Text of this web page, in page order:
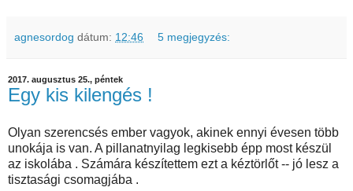
agnesordog dátum: 12:46 5 megjegyzés:
2017. augusztus 25., péntek
Egy kis kilengés !
Olyan szerencsés ember vagyok, akinek ennyi évesen több
unokája is van. A pillanatnyilag legkisebb épp most készül
az iskolába . Számára készítettem ezt a kéztörlőt -- jó lesz a
tisztasági csomagjába .